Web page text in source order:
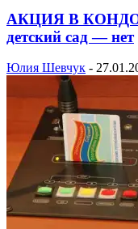
АКЦИЯ В
детский сад — нет
Юлия Шевчук -